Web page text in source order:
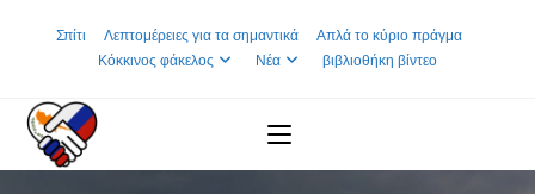
Σπίτι Λεπτομέρειες για τα σημαντικά
Απλά το κύριο πράγμα
Κόκκινος φάκελος
Νέα βιβλιοθήκη βίντεο